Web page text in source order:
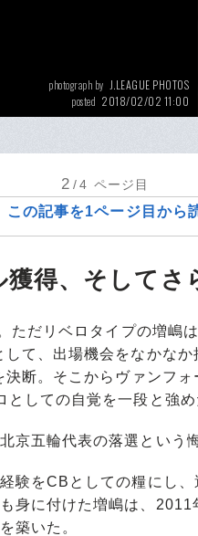
photograph by J.LEAGUE PHOTOS
posted 2018/02/02 11:00
2 /4 ページ目
この記事を1ページ目から
得、そしてさ
だリベロタイプの増嶋
て、出場機会をなかな
断。そこからヴァンフォ
しての自覚を一段と強め
五輪代表の落選という
験をCBとしての糧にし、
身に付けた増嶋は、
築いた。